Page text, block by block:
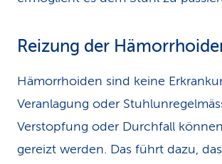
Reizung der
Hämorrhoiden sind keine
Veranlagung oder
Verstopfung oder Durchfall
gereizt werden. Das führt dazu,